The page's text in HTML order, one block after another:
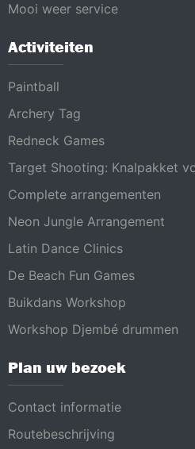
Mooi weer service
Activiteiten
Paintball
Archery Tag
Redneck Games
Target Shooting: Knalpakket
Complete arrangementen
Neon Jungle Arrangement
Latin Dance Clinics
De Beach Fun Games
Buikdans Workshop
Workshop Djembé drummen
Plan uw bezoek
Contact informatie
Routebeschrijving